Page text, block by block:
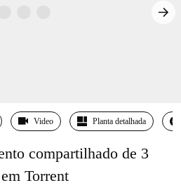
Video Planta detalhada
compartilhado de 3
Torrent